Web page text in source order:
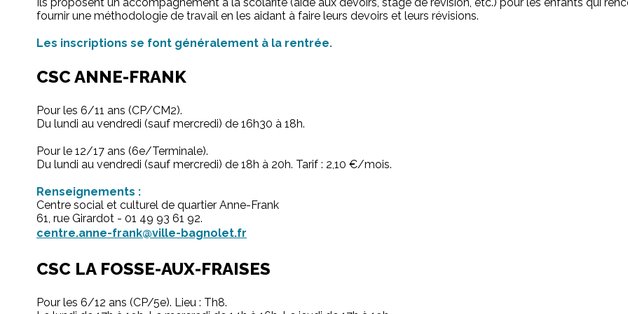
fournir une méthodologie de travail en les aidant à faire leurs devoirs et leurs révisions.
Les inscriptions se font généralement à la rentrée.
CSC ANNE-FRANK
Pour les 6/11 ans (CP/CM2).
Du lundi au vendredi (sauf mercredi) de 16h30 à 18h.
Pour le 12/17 ans (6e/Terminale).
Du lundi au vendredi (sauf mercredi) de 18h à 20h. Tarif : 2,10 €/mois.
Renseignements :
Centre social et culturel de quartier Anne-Frank
61, rue Girardot - 01 49 93 61 92.
centre.anne-frank@ville-bagnolet.fr
CSC LA FOSSE-AUX-FRAISES
Pour les 6/12 ans (CP/5e). Lieu : Th8.